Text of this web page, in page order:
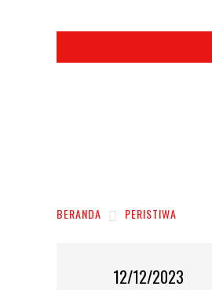
BERANDA PERISTIWA
12/12/2023